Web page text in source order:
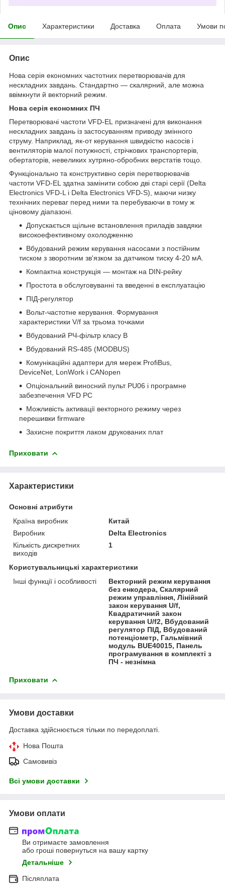
Опис Характеристики Доставка Оплата Умови
Опис
Нова серія економних частотних перетворювачів для
нескладних завдань. Стандартно — скалярний, але можна
ввімкнути й векторний режим.
Нова серія економних ПЧ
Перетворювачі частоти VFD-EL призначені для виконання
нескладних завдань із застосуванням приводу змінного
струму. Наприклад, як-от керування швидкістю насосів і
вентиляторів малої потужності, стрічкових транспортерів,
обертаторів, невеликих хутряно-обробних верстатів тощо.
Функціонально та конструктивно серія перетворювачів
частоти VFD-EL здатна замінити собою дві старі серії (Delta
Electronics VFD-L і Delta Electronics VFD-S), маючи низку
технічних переваг перед ними та перебуваючи в тому ж
ціновому діапазоні.
Допускається щільне встановлення приладів завдяки
високоефективному охолодженню
Вбудований режим керування насосами з постійним
тиском з зворотним зв'язком за датчиком тиску 4-20 мА.
Компактна конструкція — монтаж на DIN-рейку
Простота в обслуговуванні та введенні в експлуатацію
ПІД-регулятор
Вольт-частотне керування. Формування
характеристики V/f за трьома точками
Вбудований РЧ-фільтр класу B
Вбудований RS-485 (MODBUS)
Комунікаційні адаптери для мереж ProfiBus,
DeviceNet, LonWork і CANopen
Опціональний виносний пульт PU06 і програмне
забезпечення VFD PC
Можливість активації векторного режиму через
перешивки firmware
Захисне покриття лаком друкованих плат
Приховати
Характеристики
Основні атрибути
Країна виробник
Китай
Виробник
Delta Electronics
Кількість дискретних
виходів
1
Користувальницькі характеристики
Інші функції і особливості
Векторний режим керування
без енкодера, Скалярний
режим управління, Лінійний
закон керування U/f,
Квадратичний закон
керування U/f2, Вбудований
регулятор ПІД, Вбудований
потенціометр, Гальмівний
модуль BUE40015, Панель
програмування в комплекті з
ПЧ - незнімна
Приховати
Умови доставки
Доставка здійснюється тільки по передоплаті.
Нова Пошта
Самовивіз
Всі умови доставки
Умови оплати
Ви отримаєте замовлення
або гроші повернуться на вашу картку
Детальніше
Післяплата